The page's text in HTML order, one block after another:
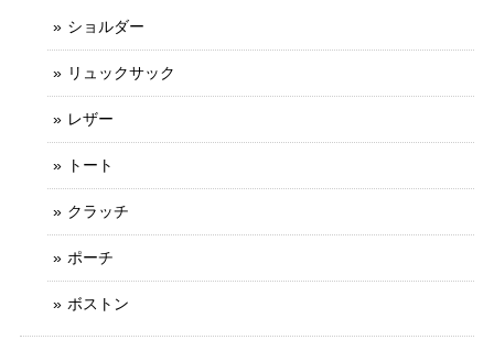
ショルダー
リュックサック
レザー
トート
クラッチ
ポーチ
ボストン